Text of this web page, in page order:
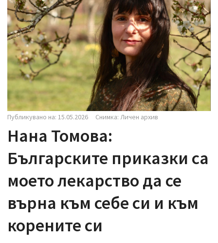
i
g
a
t
i
o
n
Публикувано на: 15.05.2026 Снимка: Личен архив
Нана Томова:
Българските приказки са
моето лекарство да се
върна към себе си и към
корените си